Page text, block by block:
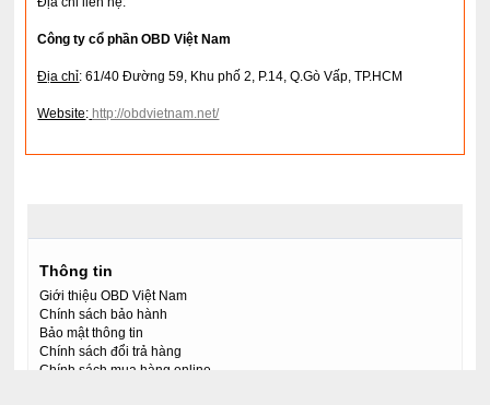
Công ty cổ phần OBD Việt Nam
Địa chỉ: 61/40 Đường 59, Khu phố 2, P.14, Q.Gò Vấp, TP.HCM
Website: http://obdvietnam.net/
Thông tin
Giới thiệu OBD Việt Nam
Chính sách bảo hành
Bảo mật thông tin
Chính sách đổi trả hàng
Chính sách mua hàng online